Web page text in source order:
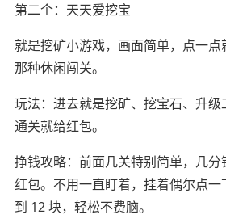
第二个：天天爱挖宝
就是挖矿小游戏，画面简单，点一
那种休闲闯关。
玩法：进去就是挖矿、挖宝石、升级
通关就给红包。
挣钱攻略：前面几关特别简单，几
红包。不用一直盯着，挂着偶尔点
到 12 块，轻松不费脑。